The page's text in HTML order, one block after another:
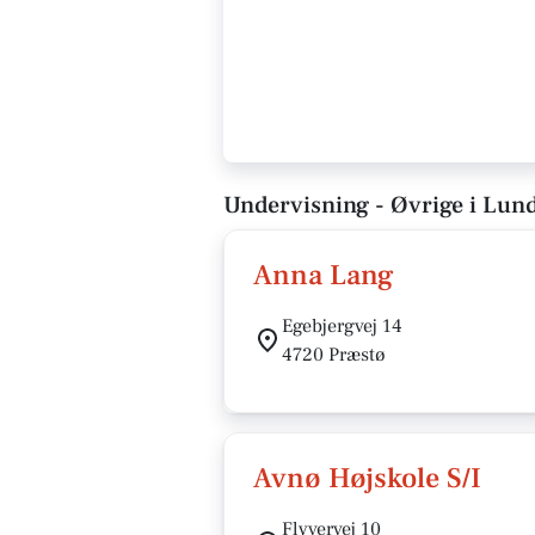
Undervisning - Øvrige i
Anna Lang
Egebjergvej 14
4720 Præstø
Avnø Højskole S/I
Flyvervej 10